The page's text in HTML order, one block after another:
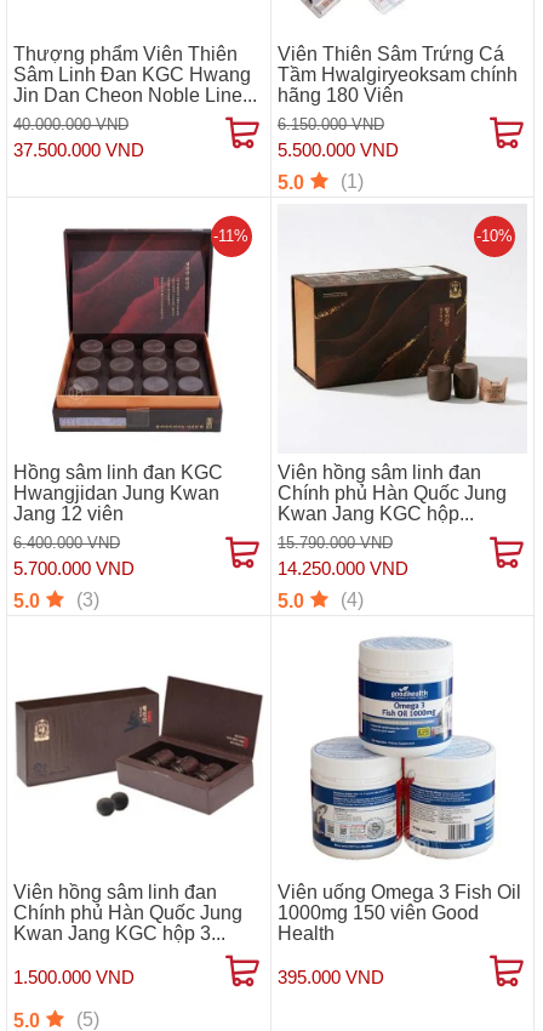
Thượng phẩm Viên Thiên
Sâm Linh Đan KGC Hwang
Jin Dan Cheon Noble Line...
40.000.000 VND
37.500.000 VND
Viên Thiên Sâm Trứng Cá
Tầm Hwalgiryeoksam chính
hãng 180 Viên
6.150.000 VND
5.500.000 VND
5.0 (1)
Hồng sâm linh đan KGC
Hwangjidan Jung Kwan
Jang 12 viên
6.400.000 VND
5.700.000 VND
-11%
5.0 (3)
Viên hồng sâm linh đan
Chính phủ Hàn Quốc Jung
Kwan Jang KGC hộp...
15.790.000 VND
14.250.000 VND
-10%
5.0 (4)
Viên hồng sâm linh đan
Chính phủ Hàn Quốc Jung
Kwan Jang KGC hộp 3...
1.500.000 VND
5.0 (5)
Viên uống Omega 3 Fish Oil
1000mg 150 viên Good
Health
395.000 VND